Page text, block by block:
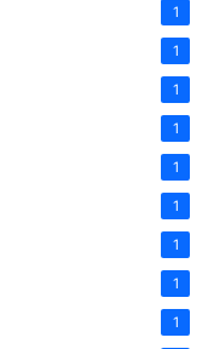
1
1
1
1
1
1
1
1
1